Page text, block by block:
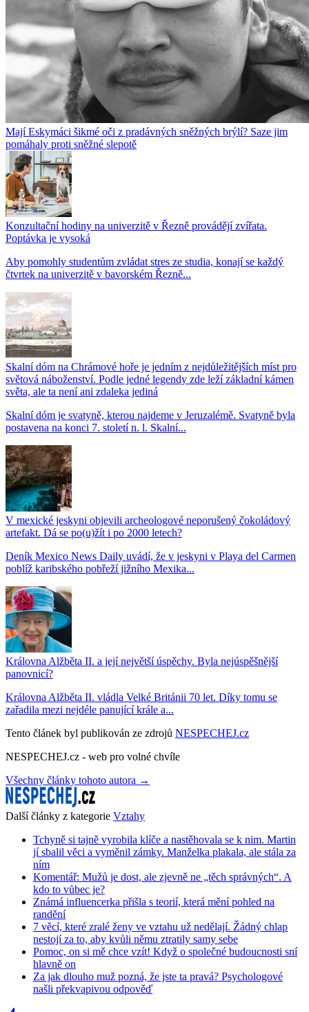
Mají Eskymáci šikmé oči z pradávných sněžných brýlí? Saze jim
pomáhaly proti sněžné slepotě
Konzultační hodiny na univerzitě v Řezně provádějí zvířata.
Poptávka je vysoká
Aby pomohly studentům zvládat stres ze studia, konají se každý
čtvrtek na univerzitě v bavorském Řezně...
Skalní dóm na Chrámové hoře je jedním z nejdůležitějších míst pro
světová náboženství. Podle jedné legendy zde leží základní kámen
světa, ale ta není ani zdaleka jediná
Skalní dóm je svatyně, kterou najdeme v Jeruzalémě. Svatyně byla
postavena na konci 7. století n. l. Skalní...
V mexické jeskyni objevili archeologové neporušený čokoládový
artefakt. Dá se po(u)žít i po 2000 letech?
Deník Mexico News Daily uvádí, že v jeskyni v Playa del Carmen
poblíž karibského pobřeží jižního Mexika...
Královna Alžběta II. a její největší úspěchy. Byla nejúspěšnější
panovnicí?
Královna Alžběta II. vládla Velké Británii 70 let. Díky tomu se
zařadila mezi nejdéle panující krále a...
Tento článek byl publikován ze zdrojů NESPECHEJ.cz
NESPECHEJ.cz - web pro volné chvíle
Všechny články tohoto autora →
Další články z kategorie Vztahy
Tchyně si tajně vyrobila klíče a nastěhovala se k nim. Martin
jí sbalil věci a vyměnil zámky. Manželka plakala, ale stála za
ním
Komentář: Mužů je dost, ale zjevně ne „těch správných“. A
kdo to vůbec je?
Známá influencerka přišla s teorií, která mění pohled na
randění
7 věcí, které zralé ženy ve vztahu už nedělají. Žádný chlap
nestojí za to, aby kvůli němu ztratily samy sebe
Pomoc, on si mě chce vzít! Když o společné budoucnosti sní
hlavně on
Za jak dlouho muž pozná, že jste ta pravá? Psychologové
našli překvapivou odpověď